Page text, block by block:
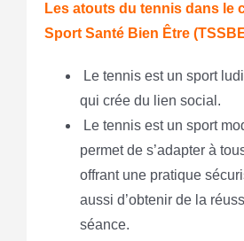
Les atouts du tennis dans le
Sport Santé Bien Être
Le tennis est un sport
qui crée du lien social.
Le tennis est un sport
permet de s’adapter à
offrant une pratique
aussi d’obtenir de la
séance.